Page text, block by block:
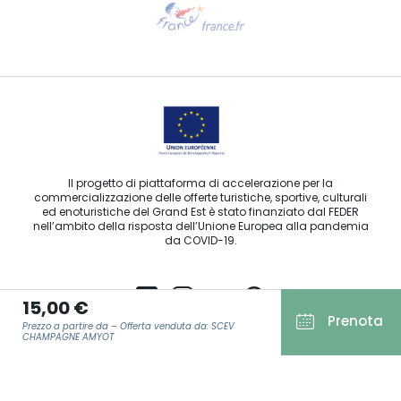
15,00 €
Prezzo a partire da – Offerta venduta da: SCEV
CHAMPAGNE AMYOT
Prenota
Contattaci per e-mail
Il progetto di piattaforma di accelerazione per la
commercializzazione delle offerte turistiche, sportive, culturali
ed enoturistiche del Grand Est è stato finanziato dal FEDER
nell’ambito della risposta dell’Unione Europea alla pandemia
da COVID-19.
Agence Régionale du Tourisme Grand Est ©2026 - Tutti i diritti